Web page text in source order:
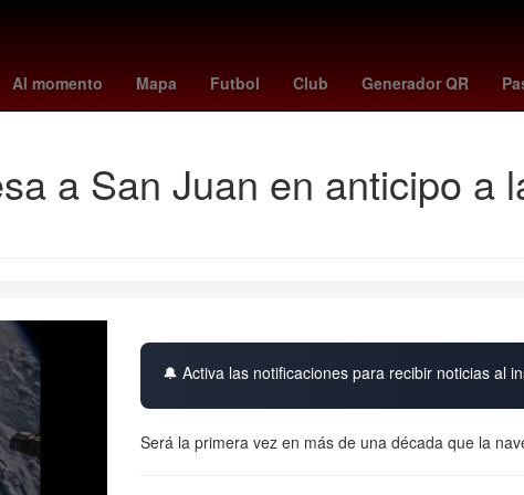
Al momento Mapa Futbol Club Generador QR
fluminense - vasco da gama Extradición Paco Ignacio Taibo II
a San Juan en anticipo a
🔔 Activa las notificaciones para recibir noticias al
Será la primera vez en más de una década que la